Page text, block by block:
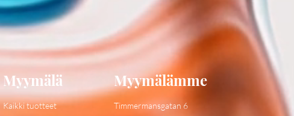
Myymälä
Kaikki tuotteet
Myymälämme
Timmermansgatan 6